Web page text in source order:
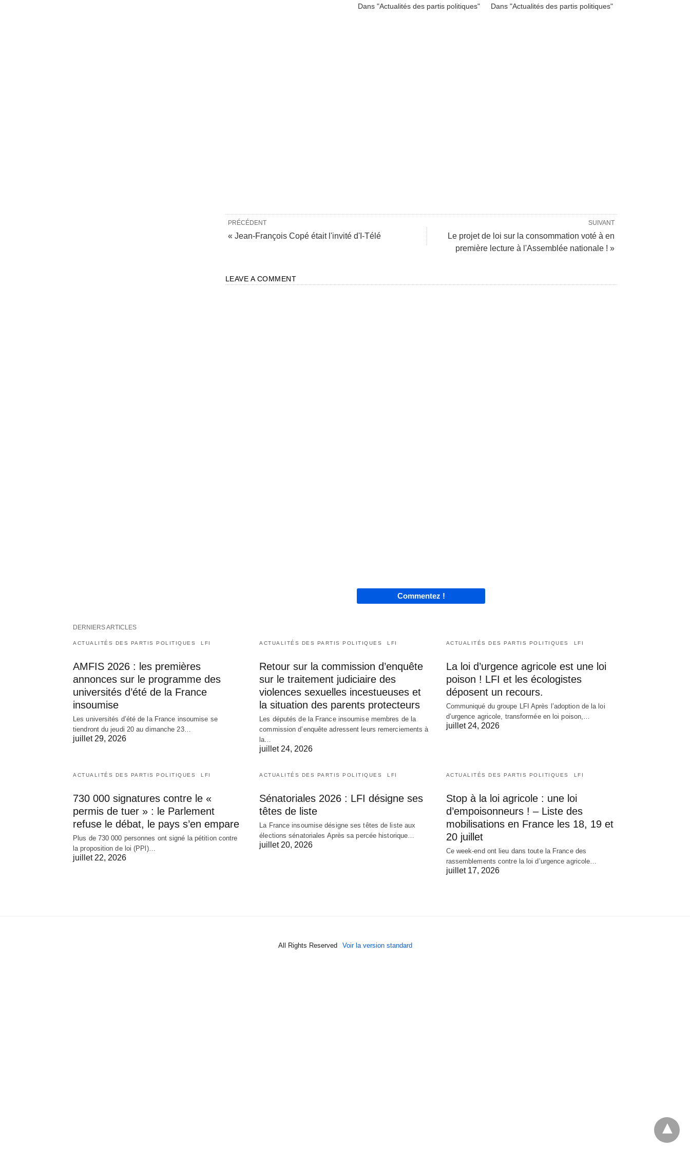
Dans "Actualités des partis politiques"
Dans "Actualités des partis politiques"
SUIVANT
Le projet de loi sur la consommation voté à en
première lecture à l'Assemblée nationale ! »
PRÉCÉDENT
« Jean-François Copé était l'invité d'I-Télé
LEAVE A COMMENT
Commentez !
DERNIERS ARTICLES
ACTUALITÉS DES PARTIS POLITIQUES LFI
AMFIS 2026 : les premières
annonces sur le programme des
universités d’été de la France
insoumise
Les universités d’été de la France insoumise se
tiendront du jeudi 20 au dimanche 23…
juillet 29, 2026
ACTUALITÉS DES PARTIS POLITIQUES LFI
Retour sur la commission d’enquête
sur le traitement judiciaire des
violences sexuelles incestueuses et
la situation des parents protecteurs
Les députés de la France insoumise membres de la
commission d’enquête adressent leurs remerciements à
la…
juillet 24, 2026
ACTUALITÉS DES PARTIS POLITIQUES LFI
La loi d’urgence agricole est une loi
poison ! LFI et les écologistes
déposent un recours.
Communiqué du groupe LFI Après l’adoption de la loi
d’urgence agricole, transformée en loi poison,…
juillet 24, 2026
ACTUALITÉS DES PARTIS POLITIQUES LFI
730 000 signatures contre le «
permis de tuer » : le Parlement
refuse le débat, le pays s’en empare
Plus de 730 000 personnes ont signé la pétition contre
la proposition de loi (PPl)…
juillet 22, 2026
ACTUALITÉS DES PARTIS POLITIQUES LFI
Sénatoriales 2026 : LFI désigne ses
têtes de liste
La France insoumise désigne ses têtes de liste aux
élections sénatoriales Après sa percée historique…
juillet 20, 2026
ACTUALITÉS DES PARTIS POLITIQUES LFI
Stop à la loi agricole : une loi
d’empoisonneurs ! – Liste des
mobilisations en France les 18, 19 et
20 juillet
Ce week-end ont lieu dans toute la France des
rassemblements contre la loi d’urgence agricole…
juillet 17, 2026
All Rights Reserved Voir la version standard